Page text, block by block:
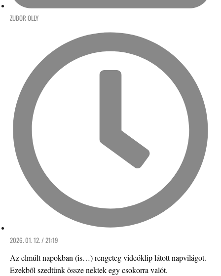
ZUBOR OLLY
2026. 01. 12. / 21:19
Az elmúlt napokban (is…) rengeteg videóklip látott napvilágot.
Ezekből szedtünk össze nektek egy csokorra valót.